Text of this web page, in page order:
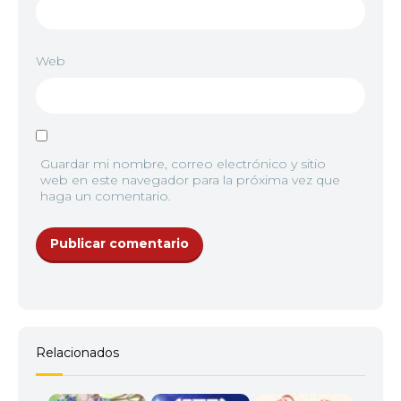
11
12 <img src="//image.tmdb.org/t/p/w92/
13 <img src="//image.tmdb.org/t/p/w92/
15 <img src="//image.tmdb.org/t/p/w92/
Web
Guardar mi nombre, correo electrónico y sitio
web en este navegador para la próxima vez que
haga un comentario.
Relacionados